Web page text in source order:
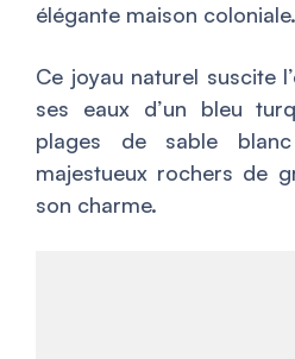
élégante maison coloniale.
Ce joyau naturel suscite
ses eaux d’un bleu
plages de sable
majestueux rochers de
son charme.